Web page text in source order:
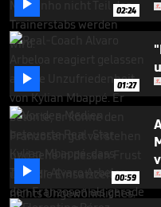
seconds
 02:24
 01:27
 00:59